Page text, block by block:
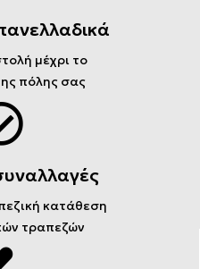
μέχρι το
πόλης σας
κατάθεση
τραπεζών